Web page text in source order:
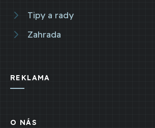
Tipy a rady
Zahrada
REKLAMA
O NÁS